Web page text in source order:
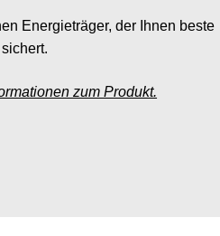
Energieträger, der Ihnen beste
zum Produkt.